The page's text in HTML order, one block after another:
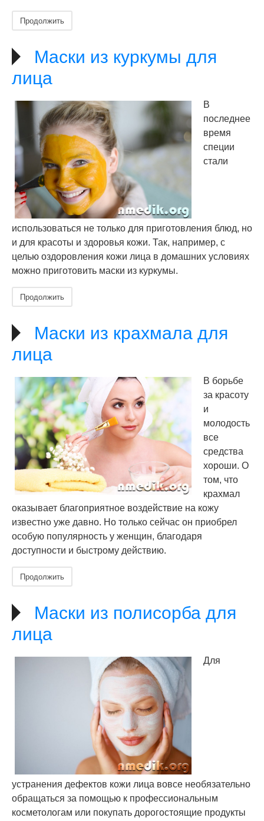
Продолжить
Маски из куркумы для
лица
В
последнее
время
специи
стали
использоваться не только для приготовления блюд, но
и для красоты и здоровья кожи. Так, например, с
целью оздоровления кожи лица в домашних условиях
можно приготовить маски из куркумы.
Продолжить
Маски из крахмала для
лица
В борьбе
за красоту
и
молодость
все
средства
хороши. О
том, что
крахмал
оказывает благоприятное воздействие на кожу
известно уже давно. Но только сейчас он приобрел
особую популярность у женщин, благодаря
доступности и быстрому действию.
Продолжить
Маски из полисорба для
лица
Для
устранения дефектов кожи лица вовсе необязательно
обращаться за помощью к профессиональным
косметологам или покупать дорогостоящие продукты